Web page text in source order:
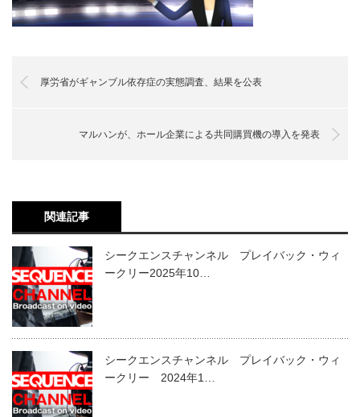
厚労省がギャンブル依存症の実態調査、結果を公表
マルハンが、ホール企業による共同購買機の導入を発表
関連記事
シークエンスチャンネル プレイバック・ウィ
ークリー2025年10…
シークエンスチャンネル プレイバック・ウィ
ークリー 2024年1…